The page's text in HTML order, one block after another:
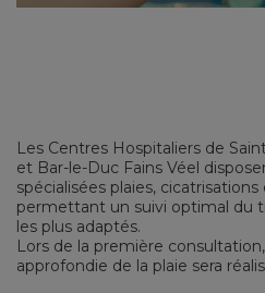
Les Centres Hospitaliers de
et Bar-le-Duc Fains Véel
spécialisées plaies,
permettant un suivi optimal du
les plus adaptés.
Lors de la première
approfondie de la plaie sera